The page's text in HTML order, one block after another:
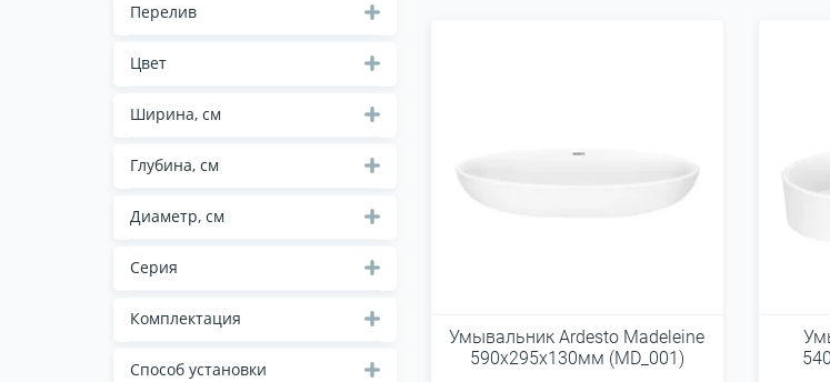
SDR
Villeroy&Boch
Перелив
Цвет
Ширина, см
Глубина, см
Диаметр, см
Серия
Комплектация
Способ установки
Умывальник Ardesto Madeleine
590х295х130мм (MD_001)